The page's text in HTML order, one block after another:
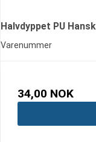
Halvdyppet PU
Varenummer
34,00 NOK